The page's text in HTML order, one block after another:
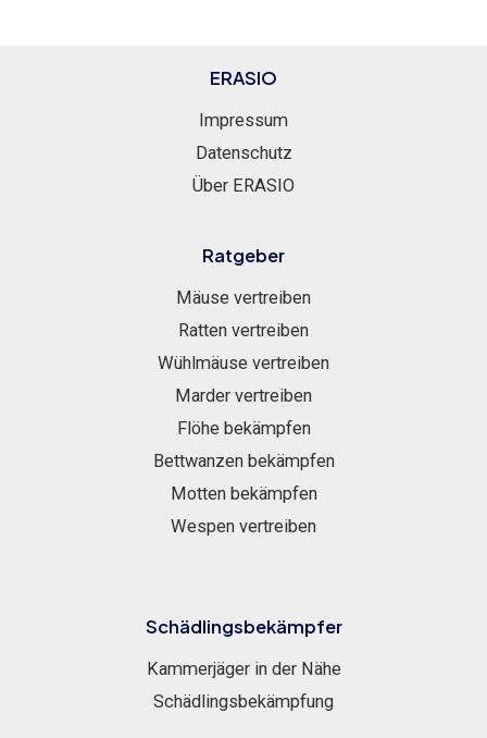
ERASIO
Impressum
Datenschutz
Über ERASIO
Ratgeber
Mäuse vertreiben
Ratten vertreiben
Wühlmäuse vertreiben
Marder vertreiben
Flöhe bekämpfen
Bettwanzen bekämpfen
Motten bekämpfen
Wespen vertreiben
Schädlingsbekämpfer
Kammerjäger in der Nähe
Schädlingsbekämpfung